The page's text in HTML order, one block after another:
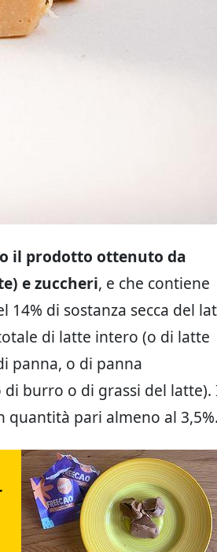
il prodotto ottenuto da
e zuccheri, e che contiene
14% di sostanza secca del
di latte intero (o di latte
panna, o di panna
burro o di grassi del latte).
quantità pari almeno al 3,5%.